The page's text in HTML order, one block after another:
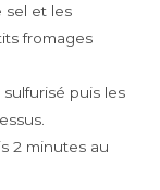
sel et les
fromages
puis les
2 minutes au